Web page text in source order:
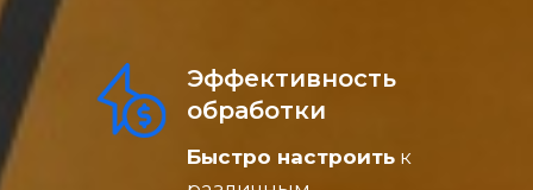
Эффективность
обработки
Быстро настроить к